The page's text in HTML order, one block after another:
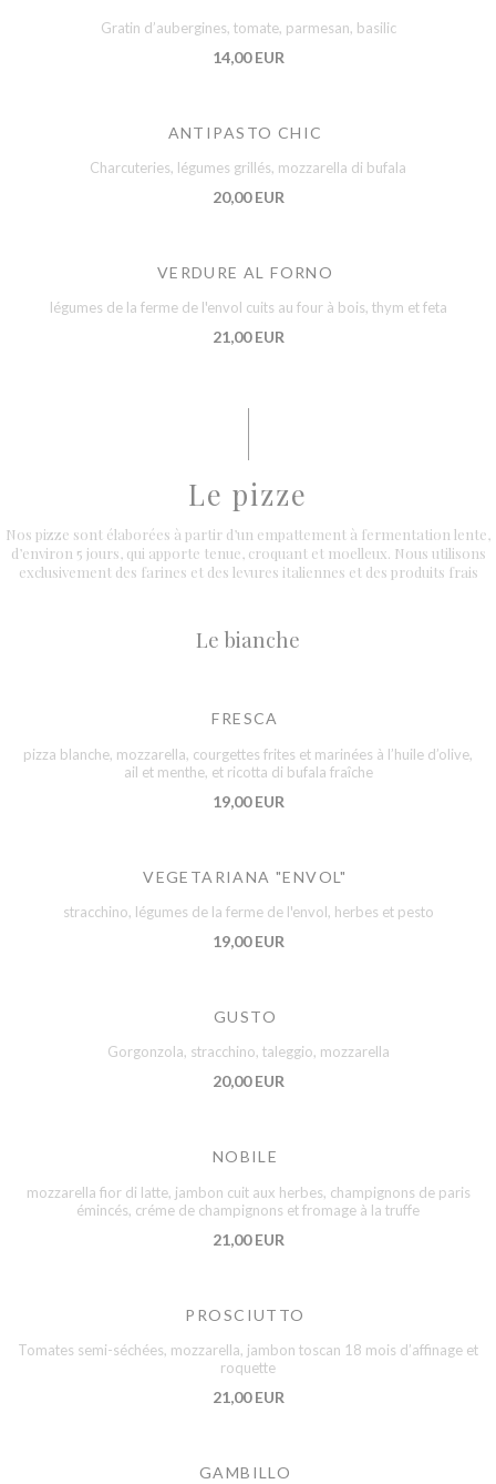
Gratin d’aubergines, tomate, parmesan, basilic
14,00 EUR
ANTIPASTO CHIC
Charcuteries, légumes grillés, mozzarella di bufala
20,00 EUR
VERDURE AL FORNO
légumes de la ferme de l'envol cuits au four à bois, thym et feta
21,00 EUR
Le pizze
Nos pizze sont élaborées à partir d’un empattement à fermentation lente,
d’environ 5 jours, qui apporte tenue, croquant et moelleux. Nous utilisons
exclusivement des farines et des levures italiennes et des produits frais
Le bianche
FRESCA
pizza blanche, mozzarella, courgettes frites et marinées à l’huile d’olive,
ail et menthe, et ricotta di bufala fraîche
19,00 EUR
VEGETARIANA "ENVOL"
stracchino, légumes de la ferme de l'envol, herbes et pesto
19,00 EUR
GUSTO
Gorgonzola, stracchino, taleggio, mozzarella
20,00 EUR
NOBILE
mozzarella fior di latte, jambon cuit aux herbes, champignons de paris
émincés, créme de champignons et fromage à la truffe
21,00 EUR
PROSCIUTTO
Tomates semi-séchées, mozzarella, jambon toscan 18 mois d’affinage et
roquette
21,00 EUR
GAMBILLO